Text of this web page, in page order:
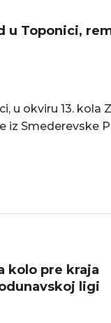
u Toponici,
u okviru 13. kola
iz Smederevske
kolo pre kraja
ligi